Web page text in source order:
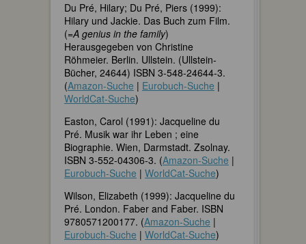
Du Pré, Hilary; Du Pré, Piers (1999):
Hilary und Jackie. Das Buch zum Film.
(=A genius in the family)
Herausgegeben von Christine
Röhmeier. Berlin. Ullstein. (Ullstein-
Bücher, 24644) ISBN 3-548-24644-3.
(Amazon-Suche | Eurobuch-Suche |
WorldCat-Suche)
Easton, Carol (1991): Jacqueline du
Pré. Musik war ihr Leben ; eine
Biographie. Wien, Darmstadt. Zsolnay.
ISBN 3-552-04306-3. (Amazon-Suche |
Eurobuch-Suche | WorldCat-Suche)
Wilson, Elizabeth (1999): Jacqueline du
Pré. London. Faber and Faber. ISBN
9780571200177. (Amazon-Suche |
Eurobuch-Suche | WorldCat-Suche)